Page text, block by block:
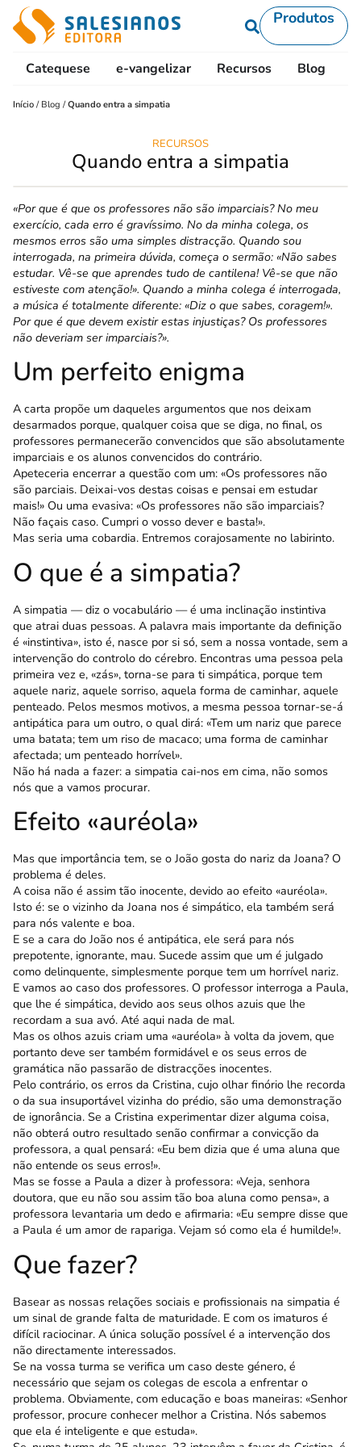
Produtos
Catequese e-vangelizar Recursos Blog
Início / Blog /Quando entra a simpatia
RECURSOS
Quando entra a simpatia
«Por que é que os professores não são impar­ciais? No meu
exercício, cada erro é gravíssimo. No da minha colega, os
mesmos erros são uma simples distracção. Quando sou
interrogada, na primeira dúvida, começa o sermão: «Não sabes
estudar. Vê-se que aprendes tudo de cantilena! Vê-se que não
estiveste com atenção!». Quando a minha colega é interrogada,
a música é totalmente diferente: «Diz o que sabes, coragem!».
Por que é que devem existir estas injustiças? Os professores
não deveriam ser imparciais?».
Um perfeito enigma
A carta propõe um daqueles argumentos que nos deixam
desarmados porque, qualquer coisa que se diga, no final, os
professores permanecerão conven­cidos que são absolutamente
imparciais e os alunos convencidos do contrário.
Apeteceria encerrar a questão com um: «Os professores não
são parciais. Deixai-vos destas coisas e pensai em estudar
mais!» Ou uma eva­siva: «Os professores não são imparciais?
Não façais caso. Cumpri o vosso dever e basta!».
Mas seria uma cobardia. Entremos corajosa­mente no labirinto.
O que é a simpatia?
A simpatia — diz o vocabulário — é uma inclinação instintiva
que atrai duas pessoas. A palavra mais importante da definição
é «ins­tintiva», isto é, nasce por si só, sem a nossa vontade, sem a
intervenção do controlo do cérebro. Encon­tras uma pessoa pela
primeira vez e, «zás», tor­na-se para ti simpática, porque tem
aquele nariz, aquele sorriso, aquela forma de caminhar, aquele
penteado. Pelos mesmos motivos, a mesma pessoa tornar-se-á
antipática para um outro, o qual dirá: «Tem um nariz que parece
uma batata; tem um riso de macaco; uma forma de caminhar
afectada; um penteado horrível».
Não há nada a fazer: a simpatia cai-nos em cima, não somos
nós que a vamos procurar.
Efeito «auréola»
Mas que importância tem, se o João gosta do nariz da Joana? O
problema é deles.
A coisa não é assim tão inocente, devido ao efeito «auréola».
Isto é: se o vizinho da Joana nos é simpático, ela também será
para nós valente e boa.
E se a cara do João nos é antipática, ele será para nós
prepotente, ignorante, mau. Sucede assim que um é julgado
como delinquente, simplesmente porque tem um horrível nariz.
E vamos ao caso dos professores. O professor interroga a Paula,
que lhe é simpática, devido aos seus olhos azuis que lhe
recordam a sua avó. Até aqui nada de mal.
Mas os olhos azuis criam uma «auréola» à volta da jovem, que
portanto deve ser também formidável e os seus erros de
gramática não passarão de distracções inocentes.
Pelo contrário, os erros da Cristina, cujo olhar finório lhe recorda
o da sua insuportável vizinha do prédio, são uma demonstração
de ignorância. Se a Cristina experimentar dizer alguma coisa,
não obterá outro resultado senão confirmar a convicção da
professora, a qual pensará: «Eu bem dizia que é uma aluna que
não entende os seus erros!».
Mas se fosse a Paula a dizer à professora: «Veja, senhora
doutora, que eu não sou assim tão boa aluna como pensa», a
professora levantaria um dedo e afirmaria: «Eu sempre disse que
a Paula é um amor de rapariga. Vejam só como ela é humilde!».
Que fazer?
Basear as nossas relações sociais e profissionais na simpatia é
um sinal de grande falta de maturidade. E com os imaturos é
difícil raciocinar. A única solução possível é a intervenção dos
não directa­mente interessados.
Se na vossa turma se verifica um caso deste género, é
necessário que sejam os colegas de escola a enfrentar o
problema. Obviamente, com educação e boas maneiras: «Senhor
professor, procure conhe­cer melhor a Cristina. Nós sabemos
que ela é inteligente e que estuda».